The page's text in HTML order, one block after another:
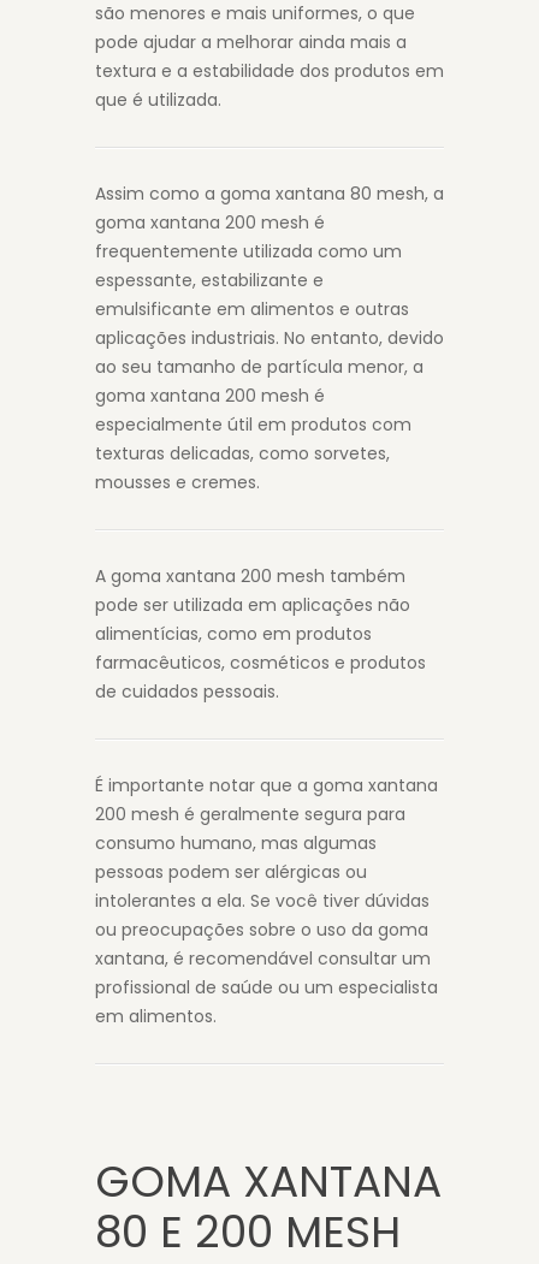
são menores e mais uniformes, o que
pode ajudar a melhorar ainda mais a
textura e a estabilidade dos produtos em
que é utilizada.
Assim como a goma xantana 80 mesh, a
goma xantana 200 mesh é
frequentemente utilizada como um
espessante, estabilizante e
emulsificante em alimentos e outras
aplicações industriais. No entanto, devido
ao seu tamanho de partícula menor, a
goma xantana 200 mesh é
especialmente útil em produtos com
texturas delicadas, como sorvetes,
mousses e cremes.
A goma xantana 200 mesh também
pode ser utilizada em aplicações não
alimentícias, como em produtos
farmacêuticos, cosméticos e produtos
de cuidados pessoais.
É importante notar que a goma xantana
200 mesh é geralmente segura para
consumo humano, mas algumas
pessoas podem ser alérgicas ou
intolerantes a ela. Se você tiver dúvidas
ou preocupações sobre o uso da goma
xantana, é recomendável consultar um
profissional de saúde ou um especialista
em alimentos.
GOMA XANTANA
80 E 200 MESH